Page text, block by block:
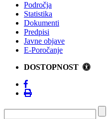
Področja
Statistika
Dokumenti
Predpisi
Javne objave
E-Poročanje
DOSTOPNOST